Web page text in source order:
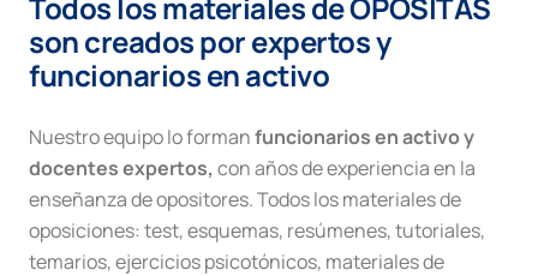
son creados por expertos y
funcionarios en activo
Nuestro equipo lo formanfuncionarios en activo y
docentes expertos, con años de experiencia en la
enseñanza de opositores. Todos los materiales de
oposiciones: test, esquemas, resúmenes, tutoriales,
temarios, ejercicios psicotónicos, materiales de